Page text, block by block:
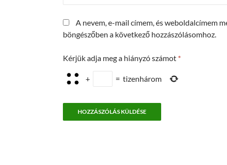
A nevem, e-mail címem, és weboldalcímem
böngészőben a következő hozzászólásomhoz.
Kérjük adja meg a hiányzó számot *
+ = tizenhárom